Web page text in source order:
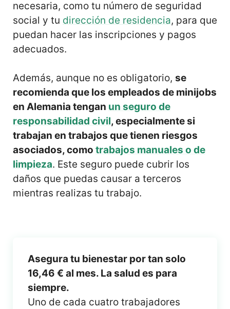
necesaria, como tu número de seguridad
social y tu dirección de residencia, para que
puedan hacer las inscripciones y pagos
adecuados.
Además, aunque no es obligatorio, se
recomienda que los empleados de minijobs
en Alemania tengan un seguro de
responsabilidad civil, especialmente si
trabajan en trabajos que tienen riesgos
asociados, como trabajos manuales o de
limpieza. Este seguro puede cubrir los
daños que puedas causar a terceros
mientras realizas tu trabajo.
Asegura tu bienestar por tan solo
16,46 € al mes. La salud es para
siempre.
Uno de cada cuatro trabajadores